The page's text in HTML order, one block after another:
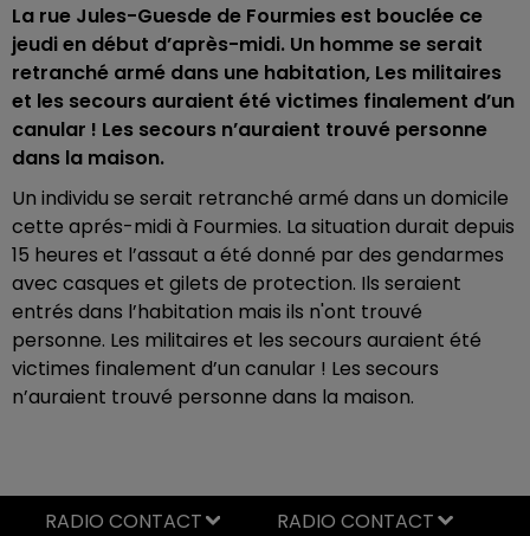
La rue Jules-Guesde de Fourmies est bouclée ce
jeudi en début d’après-midi. Un homme se serait
retranché armé dans une habitation, Les militaires
et les secours auraient été victimes finalement d’un
canular ! Les secours n’auraient trouvé personne
dans la maison.
Un individu se serait retranché armé dans un domicile
cette aprés-midi à Fourmies. La situation durait depuis
15 heures et l’assaut a été donné par des gendarmes
avec casques et gilets de protection. Ils seraient
entrés dans l’habitation mais ils n'ont trouvé
personne. Les militaires et les secours auraient été
victimes finalement d’un canular ! Les secours
n’auraient trouvé personne dans la maison.
RADIO CONTACT